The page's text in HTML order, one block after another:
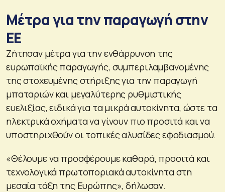
Μέτρα για την παραγωγή στην
ΕΕ
Ζήτησαν μέτρα για την ενθάρρυνση της
ευρωπαϊκής παραγωγής, συμπεριλαμβανομένης
της στοχευμένης στήριξης για την παραγωγή
μπαταριών και μεγαλύτερης ρυθμιστικής
ευελιξίας, ειδικά για τα μικρά αυτοκίνητα, ώστε τα
ηλεκτρικά οχήματα να γίνουν πιο προσιτά και να
υποστηριχθούν οι τοπικές αλυσίδες εφοδιασμού.
«Θέλουμε να προσφέρουμε καθαρά, προσιτά και
τεχνολογικά πρωτοποριακά αυτοκίνητα στη
μεσαία τάξη της Ευρώπης», δήλωσαν.